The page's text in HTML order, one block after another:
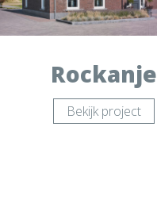
Rockanje
Bekijk project